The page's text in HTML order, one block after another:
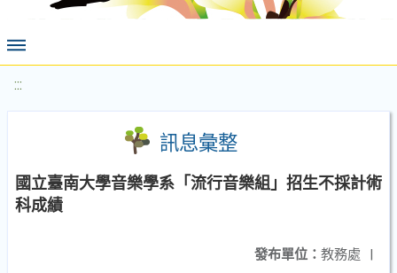
:::
訊息彙整
國立臺南大學音樂學系「流行音樂組」招生不採計術
科成績
發布單位： 教務處 |